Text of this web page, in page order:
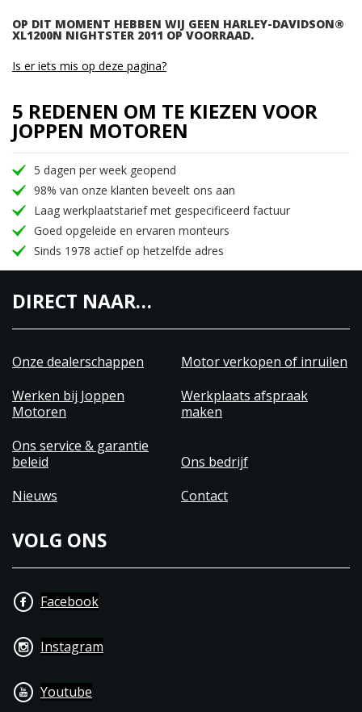
OP DIT MOMENT HEBBEN WIJ GEEN HARLEY-DAVIDSON®
XL1200N NIGHTSTER 2011 OP VOORRAAD.
Is er iets mis op deze pagina?
5 REDENEN OM TE KIEZEN VOOR
JOPPEN MOTOREN
5 dagen per week geopend
98% van onze klanten beveelt ons aan
Laag werkplaatstarief met gespecificeerd factuur
Goed opgeleide en ervaren monteurs
Sinds 1978 actief op hetzelfde adres
DIRECT NAAR…
Onze dealerschappen
Motor verkopen of inruilen
Werken bij Joppen
Motoren
Werkplaats afspraak
maken
Ons service & garantie
beleid
Ons bedrijf
Nieuws
Contact
VOLG ONS
Facebook
Instagram
Youtube